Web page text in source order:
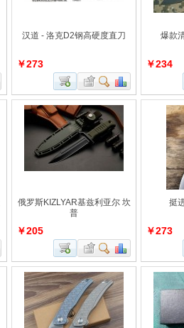
汉道 - 洛克D2钢高硬度直刀
￥273
爆款
￥234
俄罗斯KIZLYAR基兹利亚尔 坎
普
￥205
挺
￥273